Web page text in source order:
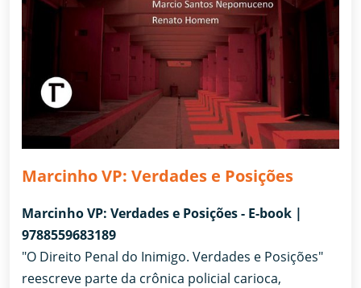
Marcinho VP: Verdades e Posições
Marcinho VP: Verdades e Posições - E-book |
9788559683189
"O Direito Penal do Inimigo. Verdades e Posições"
reescreve parte da crônica policial carioca,